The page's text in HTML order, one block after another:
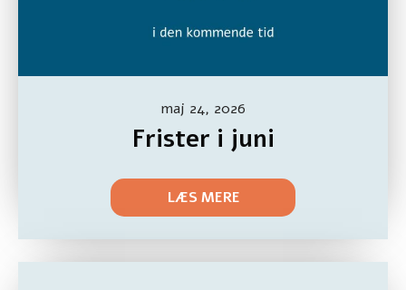
maj 24, 2026
Frister i juni
LÆS MERE